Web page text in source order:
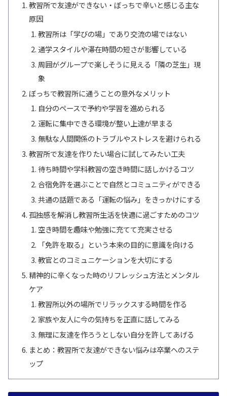
教習所で友達ができない・ぼっちで辛いと感じる主な
原因
教習所は「学びの場」であり交流の場ではない
通学スタイルや滞在時間の短さが影響している
周囲がグループで楽しそうに見える「隣の芝生」現
象
ぼっちで教習所に通うことの意外なメリット
自分のペースで予約や学習を進められる
運転に集中できる環境が整い上達が早まる
無駄な人間関係のトラブルやストレスを避けられる
教習所で友達を作りたい場合に試してみたい工夫
待ち時間や学科教習の空き時間に話しかけるコツ
合宿免許を選ぶことで自然とコミュニティができる
共通の話題である「運転の悩み」をきっかけにする
孤独感を解消し教習所生活を快適に過ごすためのコツ
空き時間を趣味や勉強に充てて充実させる
「免許を取る」という本来の目的に意識を向ける
教官とのコミュニケーションを大切にする
精神的に辛くなった時のリフレッシュ方法とメンタル
ケア
教習所以外の場所でリラックスする時間を作る
家族や友人に今の気持ちを正直に話してみる
無理に友達を作ろうとしない自分を許してあげる
まとめ：教習所で友達ができない悩みは卒業へのステ
ップ